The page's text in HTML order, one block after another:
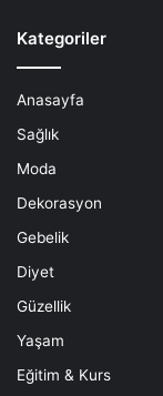
Kategoriler
Anasayfa
Sağlık
Moda
Dekorasyon
Gebelik
Diyet
Güzellik
Yaşam
Eğitim & Kurs